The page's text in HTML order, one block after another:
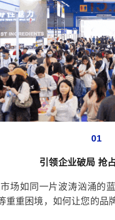
01
引领企业破局 抢
场如同一片波涛汹涌的
重困境，如何让您的品